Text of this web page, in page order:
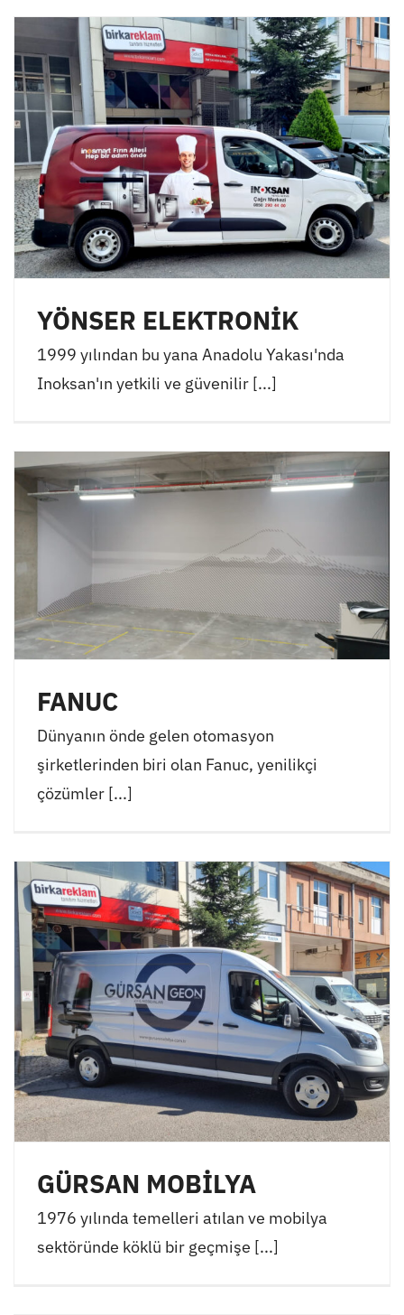
YÖNSER ELEKTRONİK
1999 yılından bu yana Anadolu Yakası'nda
Inoksan'ın yetkili ve güvenilir [...]
FANUC
Dünyanın önde gelen otomasyon
şirketlerinden biri olan Fanuc, yenilikçi
çözümler [...]
GÜRSAN MOBİLYA
1976 yılında temelleri atılan ve mobilya
sektöründe köklü bir geçmişe [...]